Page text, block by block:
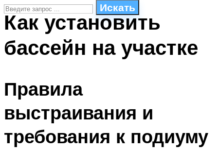
Искать
СТИЛИ ПЛАВАНЬЯ
ПЛАВАНЬЕ ДЛЯ ДЕТЕЙ
ОЧИСТКА БАССЕЙНОВ
Как установить
бассейн на участке
Правила
выстраивания и
требования к подиуму